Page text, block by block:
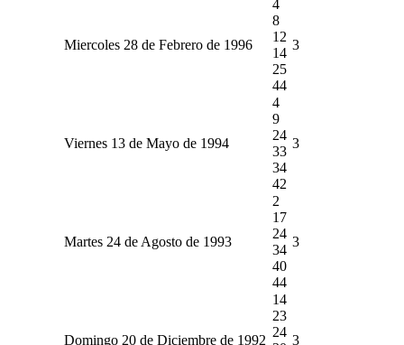
Miercoles 28 de Febrero de 1996
4
8
12
14
25
44
3
Viernes 13 de Mayo de 1994
4
9
24
33
34
42
3
Martes 24 de Agosto de 1993
2
17
24
34
40
44
3
Domingo 20 de Diciembre de 1992
14
23
24
3